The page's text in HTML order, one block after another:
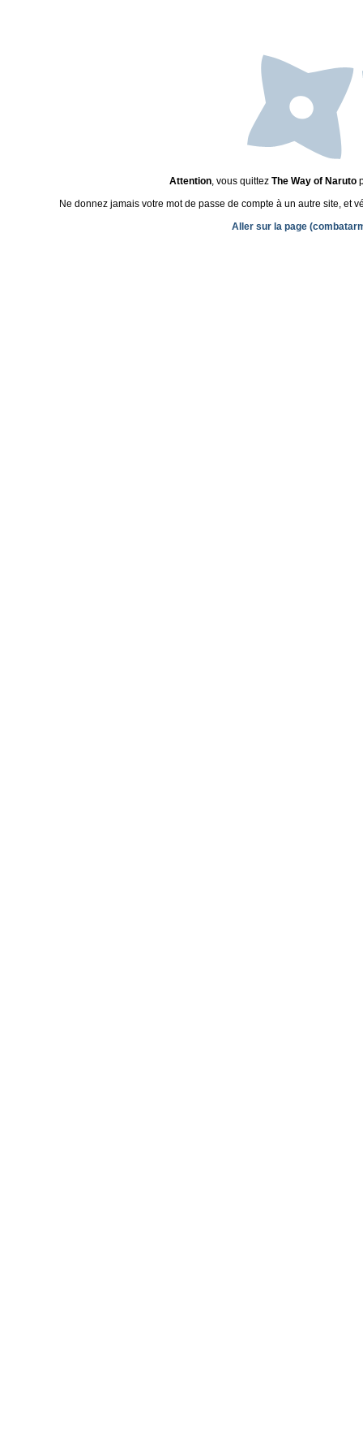
Attention, vous quittez The Way of Naruto
Ne donnez jamais votre mot de passe de compte à un autre site, et
Aller sur la page